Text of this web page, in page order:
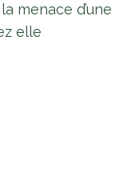
menace d’une
elle